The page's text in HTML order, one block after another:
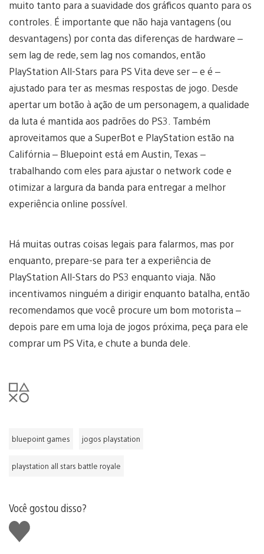
muito tanto para a suavidade dos gráficos quanto para os
controles. É importante que não haja vantagens (ou
desvantagens) por conta das diferenças de hardware –
sem lag de rede, sem lag nos comandos, então
PlayStation All-Stars para PS Vita deve ser – e é –
ajustado para ter as mesmas respostas de jogo. Desde
apertar um botão à ação de um personagem, a qualidade
da luta é mantida aos padrões do PS3. Também
aproveitamos que a SuperBot e PlayStation estão na
Califórnia – Bluepoint está em Austin, Texas –
trabalhando com eles para ajustar o network code e
otimizar a largura da banda para entregar a melhor
experiência online possível.
Há muitas outras coisas legais para falarmos, mas por
enquanto, prepare-se para ter a experiência de
PlayStation All-Stars do PS3 enquanto viaja. Não
incentivamos ninguém a dirigir enquanto batalha, então
recomendamos que você procure um bom motorista –
depois pare em uma loja de jogos próxima, peça para ele
comprar um PS Vita, e chute a bunda dele.
bluepoint games jogos playstation
playstation all stars battle royale
Você gostou disso?
Curtir